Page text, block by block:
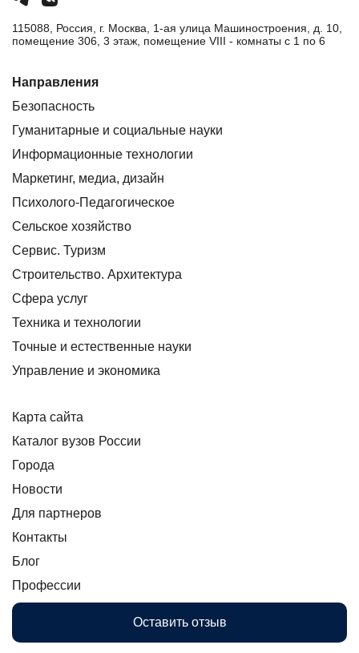
115088, Россия, г. Москва, 1-ая улица Машиностроения, д. 10,
помещение 306, 3 этаж, помещение VIII - комнаты с 1 по 6
Направления
Безопасность
Гуманитарные и социальные науки
Информационные технологии
Маркетинг, медиа, дизайн
Психолого-Педагогическое
Сельское хозяйство
Сервис. Туризм
Строительство. Архитектура
Сфера услуг
Техника и технологии
Точные и естественные науки
Управление и экономика
Карта сайта
Каталог вузов России
Города
Новости
Для партнеров
Контакты
Блог
Профессии
Оставить отзыв